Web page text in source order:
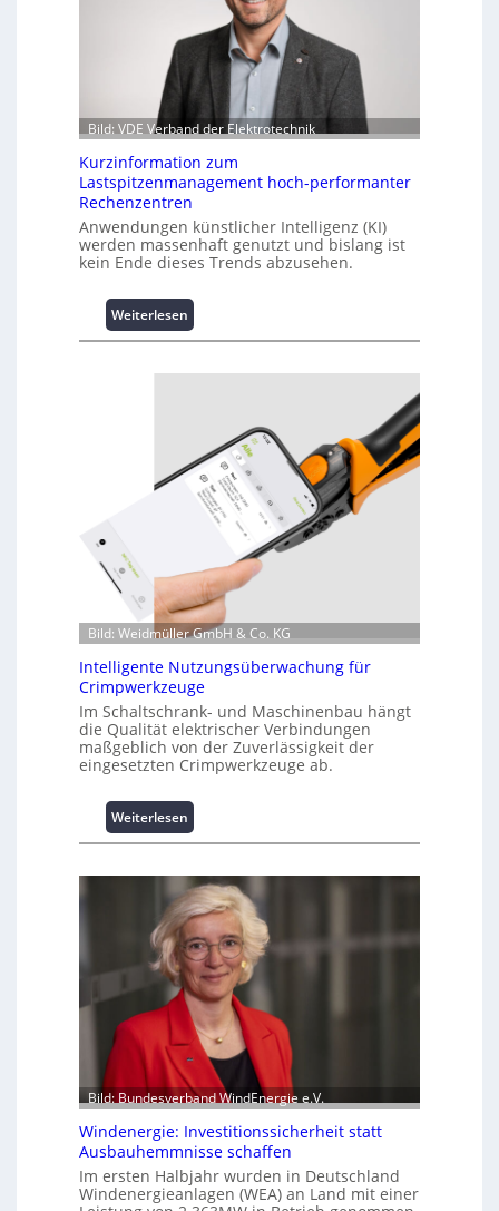
Bild: VDE Verband der Elektrotechnik
Kurzinformation zum
Lastspitzenmanagement hoch-performanter
Rechenzentren
Anwendungen künstlicher Intelligenz (KI)
werden massenhaft genutzt und bislang ist
kein Ende dieses Trends abzusehen.
Weiterlesen
K
r
f
t
i
o
n
u
m
L
a
s
s
i
z
e
n
m
a
n
a
g
e
m
e
t
h
o
c
Bild: Weidmüller GmbH & Co. KG
Intelligente Nutzungsüberwachung für
Crimpwerkzeuge
Im Schaltschrank- und Maschinenbau hängt
die Qualität elektrischer Verbindungen
maßgeblich von der Zuverlässigkeit der
eingesetzten Crimpwerkzeuge ab.
Weiterlesen
I
t
e
l
l
i
g
e
n
t
e
N
u
t
z
u
n
Bild: Bundesverband WindEnergie e.V.
Windenergie: Investitionssicherheit statt
Ausbauhemmnisse schaffen
Im ersten Halbjahr wurden in Deutschland
Windenergieanlagen (WEA) an Land mit einer